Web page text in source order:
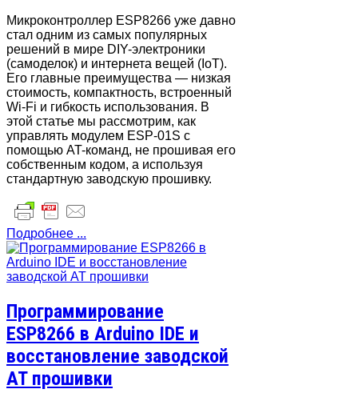
Микроконтроллер ESP8266 уже давно
стал одним из самых популярных
решений в мире DIY-электроники
(самоделок) и интернета вещей (IoT).
Его главные преимущества — низкая
стоимость, компактность, встроенный
Wi-Fi и гибкость использования. В
этой статье мы рассмотрим, как
управлять модулем ESP-01S с
помощью AT-команд, не прошивая его
собственным кодом, а используя
стандартную заводскую прошивку.
Подробнее ...
Программирование
ESP8266 в Arduino IDE и
восстановление заводской
AT прошивки